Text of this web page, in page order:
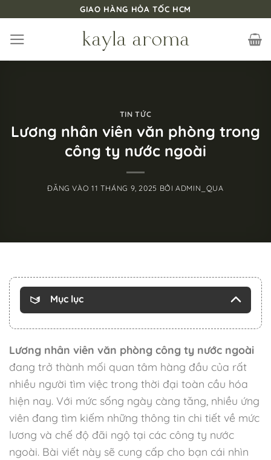
nội
dung
GIAO HÀNG HỎA TỐC HCM
TIN TỨC
Lương nhân viên văn phòng trong
công ty nước ngoài
ĐĂNG VÀO 11 THÁNG 9, 2025 BỞIADMIN_QUA
Mục lục
Lương nhân viên văn phòng công ty nước ngoài
đang trở thành mối quan tâm hàng đầu của rất
nhiều người tìm việc trong thời đại toàn cầu hóa
hiện nay. Với mức sống ngày càng tăng, nhiều ứng
viên đang tìm kiếm những thông tin chi tiết về mức
lương và chế độ đãi ngộ tại các công ty nước
ngoài. Bài viết này sẽ cung cấp cho bạn cái nhìn